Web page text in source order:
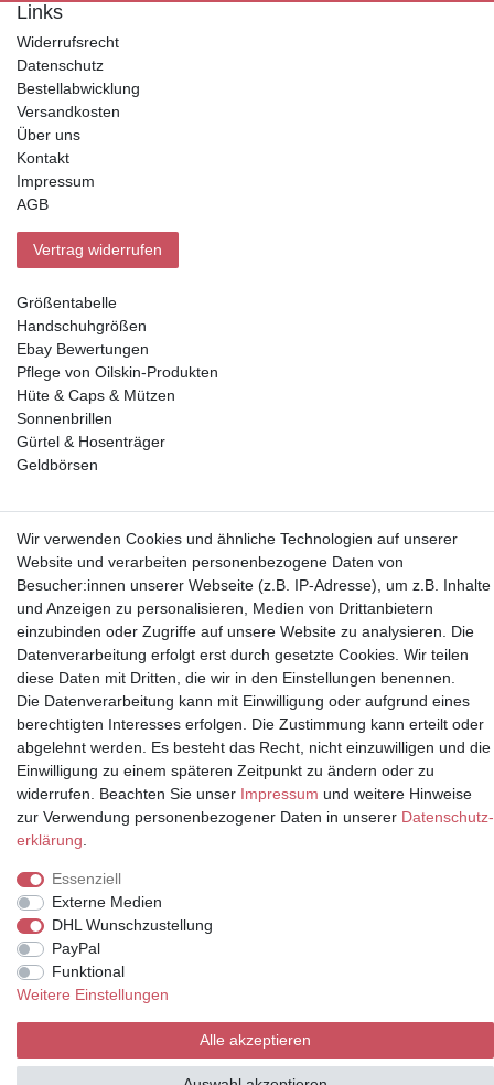
Links
Widerrufsrecht
Datenschutz
Bestellabwicklung
Versandkosten
Über uns
Kontakt
Impressum
AGB
Vertrag widerrufen
Größentabelle
Handschuhgrößen
Ebay Bewertungen
Pflege von Oilskin-Produkten
Hüte & Caps & Mützen
Sonnenbrillen
Gürtel & Hosenträger
Geldbörsen
Partner
* Alle Preise inkl.
Mehrwertsteuer und zuzüglich
Versand | **ehemaliger
© Copyright 2026 | Alle Rechte vorbehalten.
Wir verwenden Cookies und ähnliche Technologien auf unserer
Website und verarbeiten personenbezogene Daten von
Besucher:innen unserer Webseite (z.B. IP-Adresse), um z.B. Inhalte
und Anzeigen zu personalisieren, Medien von Drittanbietern
einzubinden oder Zugriffe auf unsere Website zu analysieren. Die
Datenverarbeitung erfolgt erst durch gesetzte Cookies. Wir teilen
diese Daten mit Dritten, die wir in den Einstellungen benennen.
Die Datenverarbeitung kann mit Einwilligung oder aufgrund eines
berechtigten Interesses erfolgen. Die Zustimmung kann erteilt oder
abgelehnt werden. Es besteht das Recht, nicht einzuwilligen und die
Einwilligung zu einem späteren Zeitpunkt zu ändern oder zu
widerrufen. Beachten Sie unser Impressum und weitere Hinweise
zur Verwendung personenbezogener Daten in unserer Daten­schutz­
erklärung
Essenziell
Externe Medien
DHL Wunschzustellung
PayPal
Funktional
Weitere Einstellungen
Alle akzeptieren